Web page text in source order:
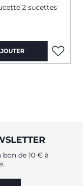
2 sucettes
de 10 € à